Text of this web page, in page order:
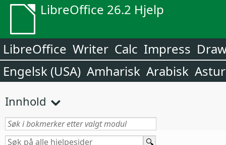
LibreOffice 26.2 Hjelp
LibreOffice Writer Calc Impress
Engelsk (USA) Amharisk Arabisk
Innhold